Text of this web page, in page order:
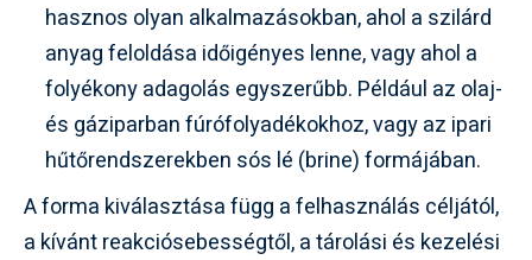
hasznos olyan alkalmazásokban, ahol a szilárd
anyag feloldása időigényes lenne, vagy ahol a
folyékony adagolás egyszerűbb. Például az olaj-
és gáziparban fúrófolyadékokhoz, vagy az ipari
hűtőrendszerekben sós lé (brine) formájában.
A forma kiválasztása függ a felhasználás céljától,
a kívánt reakciósebességtől, a tárolási és kezelési